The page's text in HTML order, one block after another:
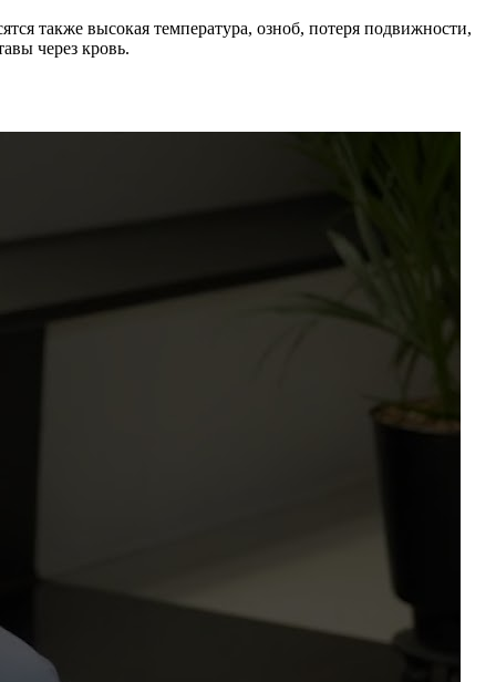
также высокая температура, озноб, потеря подвижности,
через кровь.